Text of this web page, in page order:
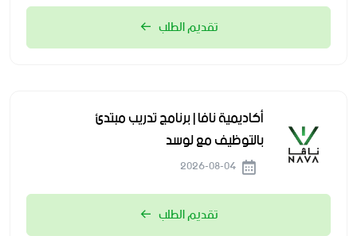
تقديم الطلب
أكاديمية نافا | برنامج تدريب مبتدئ
بالتوظيف مع لوسد
تقديم الطلب